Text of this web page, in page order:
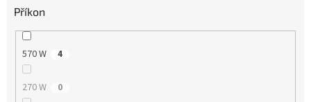
Příkon
570 W 4
270 W 0